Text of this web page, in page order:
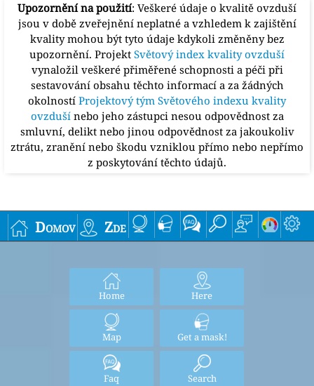
Upozornění na použití: Veškeré údaje o kvalitě ovzduší
jsou v době zveřejnění neplatné a vzhledem k zajištění
kvality mohou být tyto údaje kdykoli změněny bez
upozornění. Projekt Světový index kvality ovzduší
vynaložil veškeré přiměřené schopnosti a péči při
sestavování obsahu těchto informací a za žádných
okolností Projektový tým Světového indexu kvality
ovzduší nebo jeho zástupci nesou odpovědnost za
smluvní, delikt nebo jinou odpovědnost za jakoukoliv
ztrátu, zranění nebo škodu vzniklou přímo nebo nepřímo
z poskytování těchto údajů.
Domov Zde
Home Here
Map Get a mask!
Faq Search